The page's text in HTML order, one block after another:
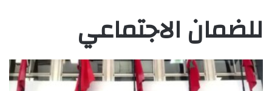
للضمان الاجتماعي